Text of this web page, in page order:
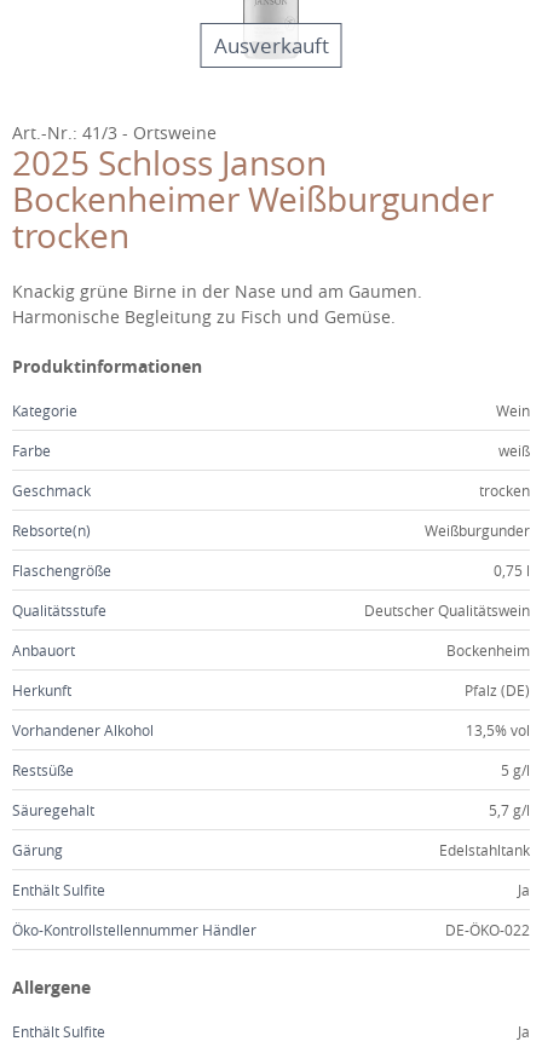
JANSON IN DER EMICHSBURG
TEAM
FEIERN
GÄSTEHAUS
Ausverkauft
Art.-Nr.: 41/3 Ortsweine
2025 Schloss Janson
Bockenheimer Weißburgunder
trocken
Beschreibung
Knackig grüne Birne in der Nase und am Gaumen.
Harmonische Begleitung zu Fisch und Gemüse.
Produktinformationen
Kategorie Wein
Farbe weiß
Geschmack trocken
Rebsorte(n) Weißburgunder
Flaschengröße 0,75 l
Qualitätsstufe Deutscher Qualitätswein
Anbauort Bockenheim
Herkunft Pfalz (DE)
Vorhandener Alkohol 13,5% vol
Restsüße 5 g/l
Säuregehalt 5,7 g/l
Gärung Edelstahltank
Enthält Sulfite Ja
Öko-Kontrollstellennummer Händler DE-ÖKO-022
Allergene
Enthält Sulfite Ja